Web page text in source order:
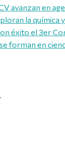
avanzan en
la química
éxito el 3er
forman en